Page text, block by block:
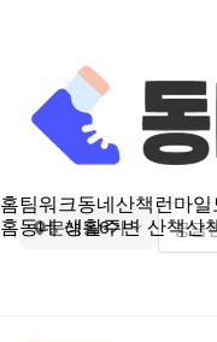
홈팀워크동네산책 런마일
홈동네 생활주변 산책산
문래동6가